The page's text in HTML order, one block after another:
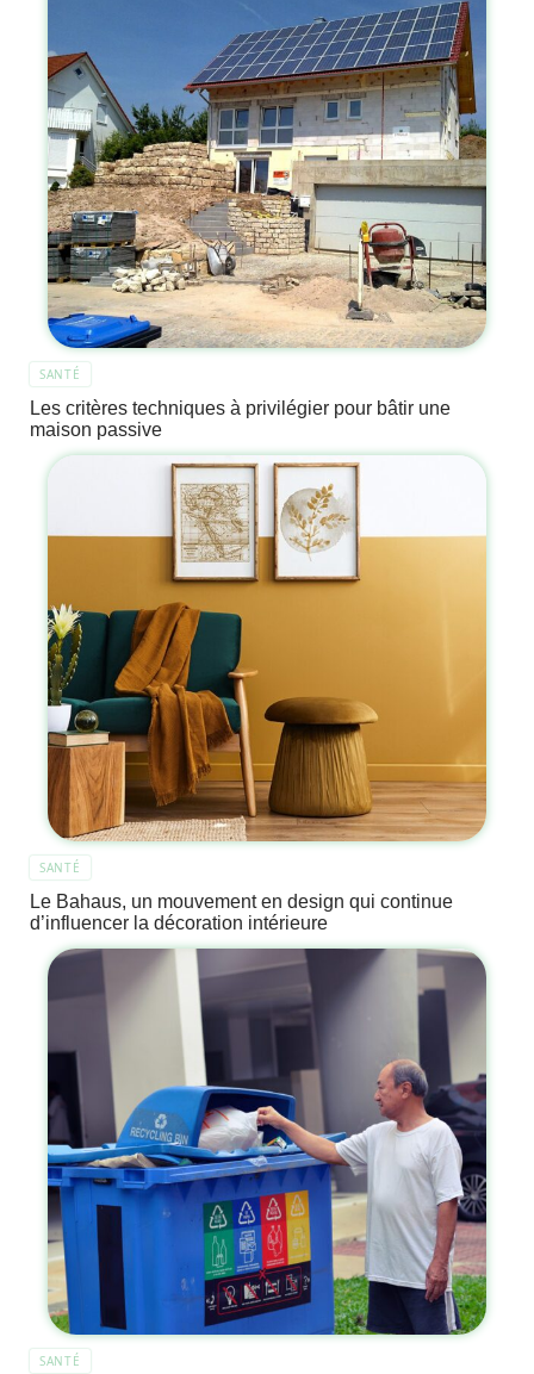
SANTÉ
Les critères techniques à privilégier pour bâtir une
maison passive
SANTÉ
Le Bahaus, un mouvement en design qui continue
d’influencer la décoration intérieure
SANTÉ